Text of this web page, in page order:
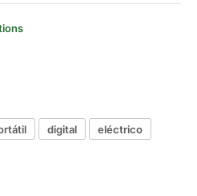
digital
eléctrico